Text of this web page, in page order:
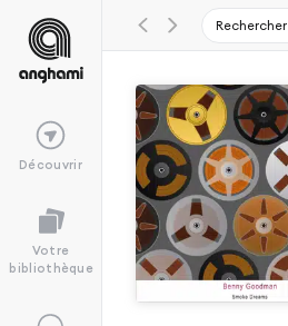
Découvrir
Votre
bibliothèque